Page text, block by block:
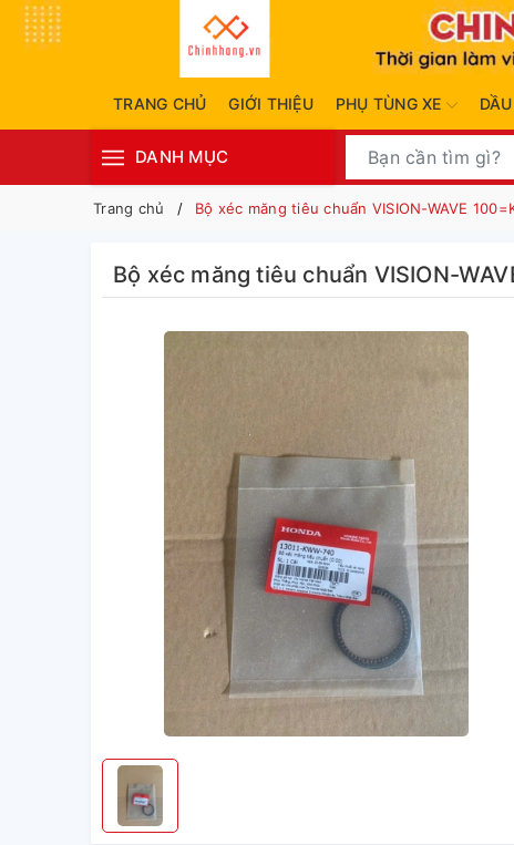
TRANG CHỦ GIỚI THIỆU PHỤ TÙNG XE
DANH MỤC
Trang chủ Bộ xéc măng tiêu chuẩn VISION-WAVE
Bộ xéc măng tiêu chuẩn VISION-